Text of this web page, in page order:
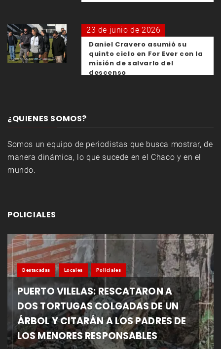
23 de junio de 2026
Daniel Cravero asumió su
quinto ciclo en For Ever con la
misión de salvarlo del
descenso
¿QUIENES SOMOS?
Somos un equipo de periodistas que busca mostrar, de
manera dinámica, lo que sucede en el Chaco y en el
mundo.
POLICIALES
Destacadas Locales Policiales
PUERTO VILELAS: RESCATARON A
DOS TORTUGAS COLGADAS DE UN
ÁRBOL Y CITARÁN A LOS PADRES DE
LOS MENORES RESPONSABLES